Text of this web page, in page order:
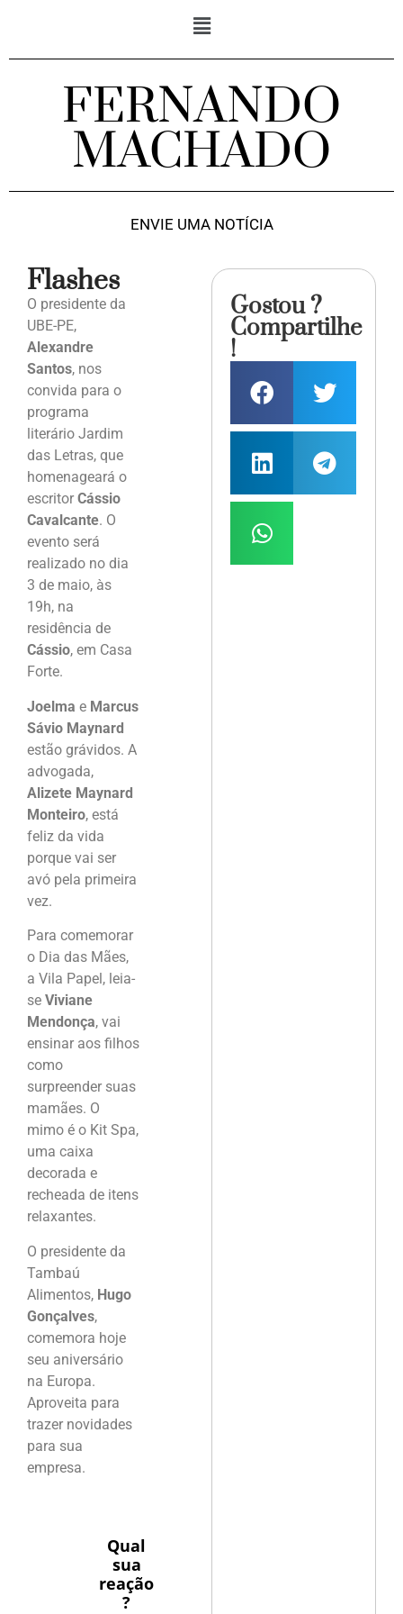
FERNANDO
MACHADO
ENVIE UMA NOTÍCIA
Flashes
O presidente da
UBE-PE,
Alexandre
Santos, nos
convida para o
programa
literário Jardim
das Letras, que
homenageará o
escritor Cássio
Cavalcante. O
evento será
realizado no dia
3 de maio, às
19h, na
residência de
Cássio, em Casa
Forte.
Joelma e Marcus
Sávio Maynard
estão grávidos. A
advogada,
Alizete Maynard
Monteiro, está
feliz da vida
porque vai ser
avó pela primeira
vez.
Para comemorar
o Dia das Mães,
a Vila Papel, leia-
se Viviane
Mendonça, vai
ensinar aos filhos
como
surpreender suas
mamães. O
mimo é o Kit Spa,
uma caixa
decorada e
recheada de itens
relaxantes.
O presidente da
Tambaú
Alimentos, Hugo
Gonçalves,
comemora hoje
seu aniversário
na Europa.
Aproveita para
trazer novidades
para sua
empresa.
Qual
sua
reação
?
Gostou ?
Compartilhe
!